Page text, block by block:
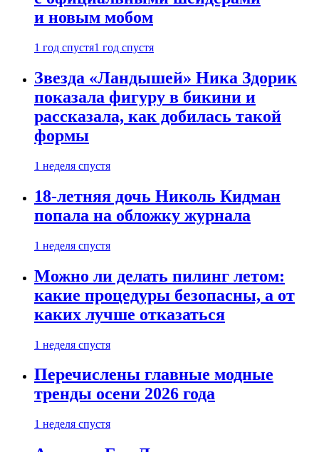
и новым мобом
1 год спустя1 год спустя
Звезда «Ландышей» Ника Здорик
показала фигуру в бикини и
рассказала, как добилась такой
формы
1 неделя спустя
18-летняя дочь Николь Кидман
попала на обложку журнала
1 неделя спустя
Можно ли делать пилинг летом:
какие процедуры безопасны, а от
каких лучше отказаться
1 неделя спустя
Перечислены главные модные
тренды осени 2026 года
1 неделя спустя